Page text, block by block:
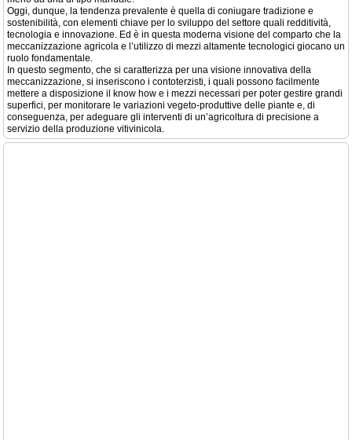
Oggi, dunque, la tendenza prevalente è quella di coniugare tradizione e
sostenibilità, con elementi chiave per lo sviluppo del settore quali redditività,
tecnologia e innovazione. Ed è in questa moderna visione del comparto che la
meccanizzazione agricola e l’utilizzo di mezzi altamente tecnologici giocano un
ruolo fondamentale.
In questo segmento, che si caratterizza per una visione innovativa della
meccanizzazione, si inseriscono i contoterzisti, i quali possono facilmente
mettere a disposizione il know how e i mezzi necessari per poter gestire grandi
superfici, per monitorare le variazioni vegeto-produttive delle piante e, di
conseguenza, per adeguare gli interventi di un’agricoltura di precisione a
servizio della produzione vitivinicola.